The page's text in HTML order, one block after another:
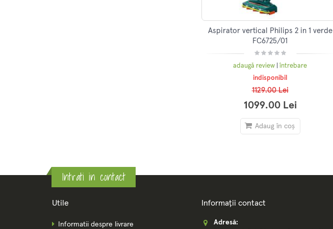
Aspirator vertical Philips 2 in 1 verde
FC6725/01
adaugă review |întrebare
indisponibil
1129.00 Lei
1099.00 Lei
Adaug în coș
Intrati in contact
Utile
Informatii despre livrare
Informații contact
Adresă: